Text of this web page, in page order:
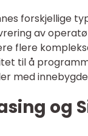
forskjellige
av
flere
til å
med
og